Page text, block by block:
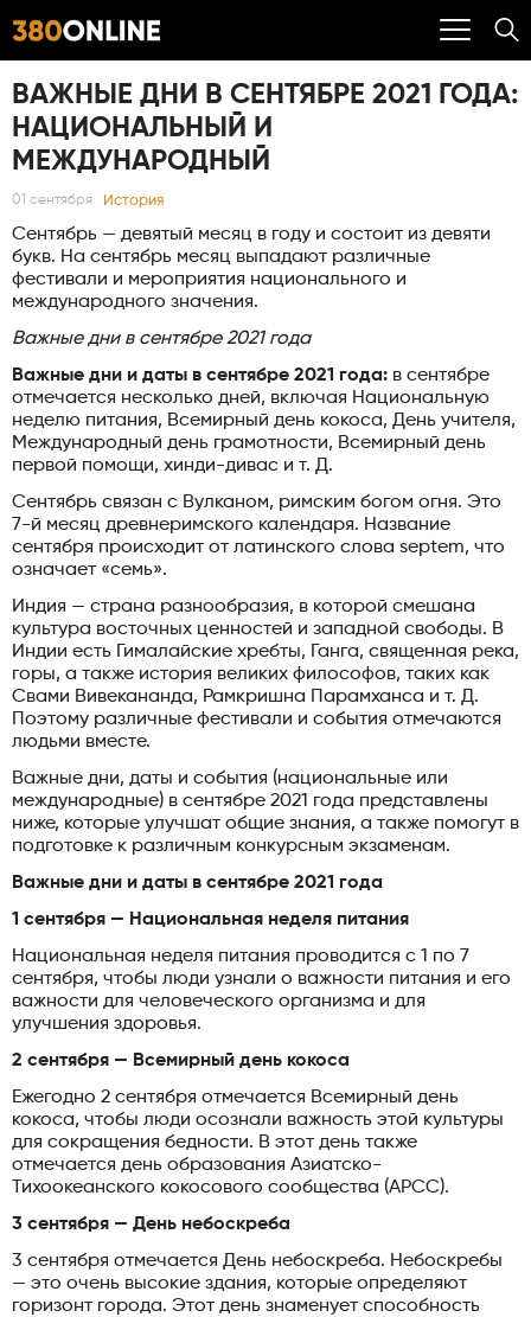
ВАЖНЫЕ ДНИ В СЕНТЯБРЕ 2021 ГОДА:
НАЦИОНАЛЬНЫЙ И
МЕЖДУНАРОДНЫЙ
01 сентября История
Сентябрь — девятый месяц в году и состоит из девяти
букв. На сентябрь месяц выпадают различные
фестивали и мероприятия национального и
международного значения.
Важные дни в сентябре 2021 года
Важные дни и даты в сентябре 2021 года: в сентябре
отмечается несколько дней, включая Национальную
неделю питания, Всемирный день кокоса, День учителя,
Международный день грамотности, Всемирный день
первой помощи, хинди-дивас и т. Д.
Сентябрь связан с Вулканом, римским богом огня. Это
7-й месяц древнеримского календаря. Название
сентября происходит от латинского слова septem, что
означает «семь».
Индия — страна разнообразия, в которой смешана
культура восточных ценностей и западной свободы. В
Индии есть Гималайские хребты, Ганга, священная река,
горы, а также история великих философов, таких как
Свами Вивекананда, Рамкришна Парамханса и т. Д.
Поэтому различные фестивали и события отмечаются
людьми вместе.
Важные дни, даты и события (национальные или
международные) в сентябре 2021 года представлены
ниже, которые улучшат общие знания, а также помогут в
подготовке к различным конкурсным экзаменам.
Важные дни и даты в сентябре 2021 года
1 сентября — Национальная неделя питания
Национальная неделя питания проводится с 1 по 7
сентября, чтобы люди узнали о важности питания и его
важности для человеческого организма и для
улучшения здоровья.
2 сентября — Всемирный день кокоса
Ежегодно 2 сентября отмечается Всемирный день
кокоса, чтобы люди осознали важность этой культуры
для сокращения бедности. В этот день также
отмечается день образования Азиатско-
Тихоокеанского кокосового сообщества (APCC).
3 сентября — День небоскреба
3 сентября отмечается День небоскреба. Небоскребы
— это очень высокие здания, которые определяют
горизонт города. Этот день знаменует способность